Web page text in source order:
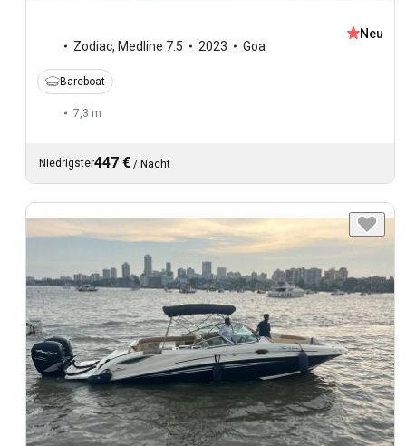
Zodiac, Medline 7.5 2023 Goa
Neu
Bareboat
7,3 m
Niedrigster447 € / Nacht